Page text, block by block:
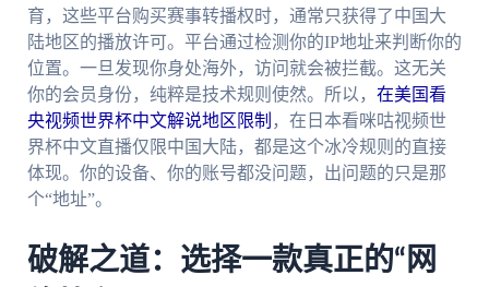
育，这些平台购买赛事转播权时，通常只获得了中国大
陆地区的播放许可。平台通过检测你的IP地址来判断你的
位置。一旦发现你身处海外，访问就会被拦截。这无关
你的会员身份，纯粹是技术规则使然。所以， 在美国看
央视频世界杯中文解说地区限制 ，在日本看咪咕视频世
界杯中文直播仅限中国大陆，都是这个冰冷规则的直接
体现。你的设备、你的账号都没问题，出问题的只是那
个“地址”。
破解之道：选择一款真正的“网